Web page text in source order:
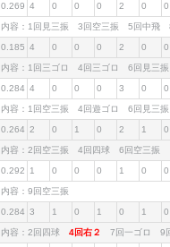
0.269 4 0 0 0 2 0 0
内容：1回見三振 3回空三振 5回中飛
0.185 4 0 0 0 2 0 0
内容：1回三ゴロ 4回三ゴロ 6回見三
0.284 4 0 0 0 3 0 0
内容：1回空三振 4回遊ゴロ 6回見三
0.264 2 0 1 0 2 1 0
内容：2回空三振 4回四球 6回空三振
0.292 1 0 0 0 1 0 0
内容：9回空三振
0.284 3 1 0 1 0 1 0
内容：2回四球 4回右２ 7回一ゴロ 9